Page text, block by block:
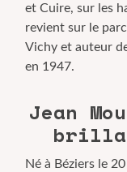
et Cuire, sur les
revient sur le
Vichy et auteur
en 1947.
Jean
Né à Béziers le